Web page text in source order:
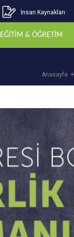
İnsan Kaynakları
EĞİTİM & ÖĞRETİM
Anasayfa